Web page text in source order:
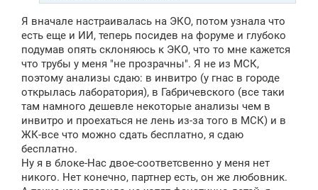
Я вначале настраивалась на ЭКО, потом узнала что
есть еще и ИИ, теперь посидев на форуме и глубоко
подумав опять склоняюсь к ЭКО, что то мне кажется
что трубы у меня "не прозрачны". Я не из МСК,
поэтому анализы сдаю: в инвитро (у гнас в городе
открылась лаборатория), в Габричевского (все таки
там намного дешевле некоторые анализы чем в
инвитро и проехаться не лень из-за того в МСК) и в
ЖК-все что можно сдать бесплатно, я сдаю
бесплатно.
Ну я в блоке-Нас двое-соответсвенно у меня нет
никого. Нет конечно, партнер есть, он же любовник.